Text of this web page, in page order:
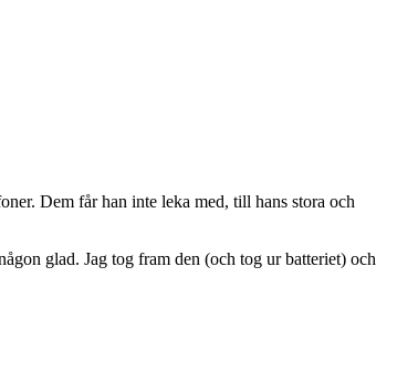
Dem får han inte leka med, till hans stora och
glad. Jag tog fram den (och tog ur batteriet) och